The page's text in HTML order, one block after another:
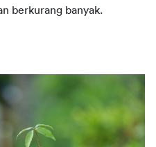
berkurang banyak.